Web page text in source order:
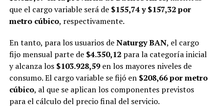
que el cargo variable será de $155,74 y $157,32 por
metro cúbico, respectivamente.
En tanto, para los usuarios deNaturgy BAN, el cargo
fijo mensual parte de $4.350,12para la categoría inicial
y alcanza los $103.928,59en los mayores niveles de
consumo. El cargo variable se fijó en $208,66 por metro
cúbico, al que se aplican los componentes previstos
para el cálculo del precio final del servicio.